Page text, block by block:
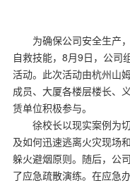
为确保公司安全生产
自救技能，8月9日，公司
活动。此次活动由杭州山
成员、大厦各楼层楼长、
赁单位积极参与。
徐校长以现实案例为
及如何迅速逃离火灾现场
躲火避烟原则。随后，公
了应急疏散演练。在应急